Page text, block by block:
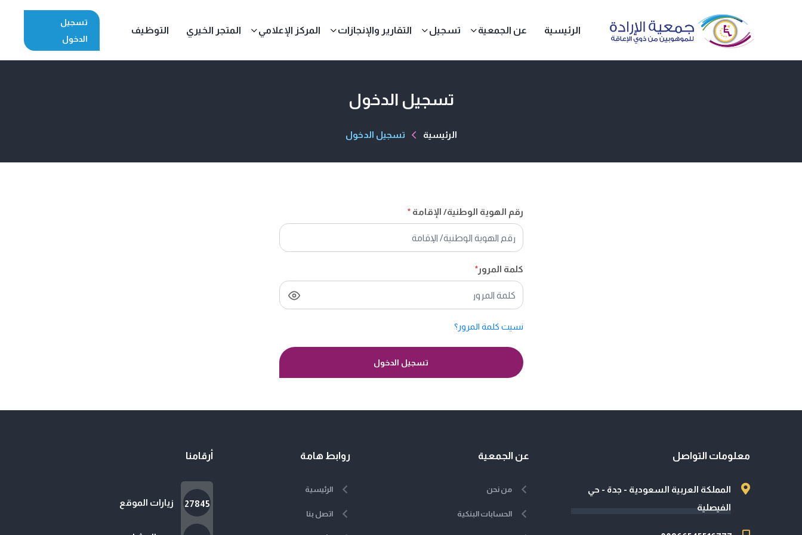
الرئيسية عن الجمعية تسجيل التقارير والإنجازات المركز الإعلامي المتجر الخيري التوظيف
تسجيل
الدخول
تسجيل الدخول
الرئيسية تسجيل الدخول
رقم الهوية الوطنية/ الإقامة*
كلمة المرور*
نسيت كلمة المرور؟
تسجيل الدخول
معلومات التواصل
المملكة العربية السعودية - جدة - حي
الفيصلية
عن الجمعية
من نحن
الحسابات البنكية
روابط هامة
الرئيسية
اتصل بنا
أرقامنا
27845 زيارات الموقع